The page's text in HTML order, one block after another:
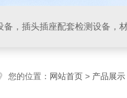
您的位置： 网站首页 > 产品展示